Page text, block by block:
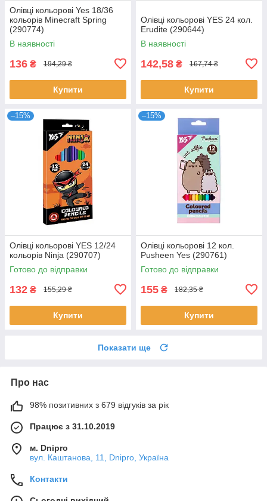
Олівці кольорові Yes 18/36
кольорів Minecraft Spring
(290774)
В наявності
136 ₴ 194,29 ₴
Купити
Олівці кольорові YES 24 кол.
Erudite (290644)
В наявності
142,58 ₴ 167,74 ₴
Купити
–15%
Олівці кольорові YES 12/24
кольорів Ninja (290707)
Готово до відправки
132 ₴ 155,29 ₴
Купити
–15%
Олівці кольорові 12 кол.
Pusheen Yes (290761)
Готово до відправки
155 ₴ 182,35 ₴
Купити
Показати ще
Про нас
98% позитивних з 679 відгуків за рік
Працює з 31.10.2019
м. Dnipro
вул. Каштанова, 11, Dnipro, Україна
Контакти